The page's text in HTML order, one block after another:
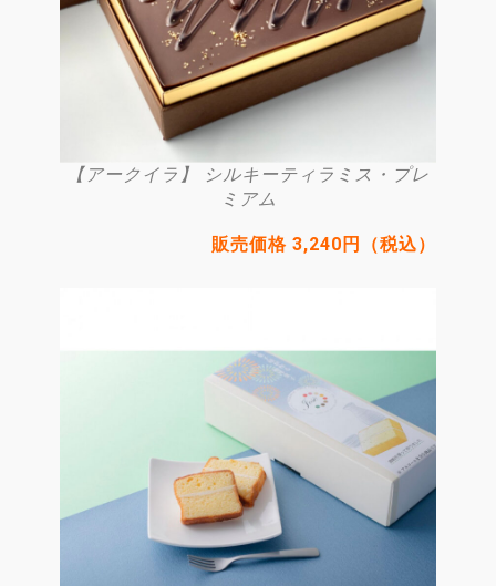
【アークイラ】 シルキーティラミス・プレ
ミアム
販売価格 3,240円（税込）